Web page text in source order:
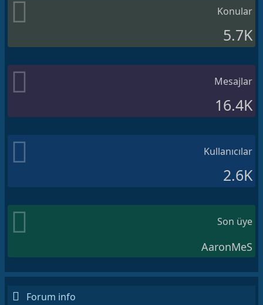
Konular
5.7K
Mesajlar
16.4K
Kullanıcılar
2.6K
Son üye
AaronMeS
Forum info